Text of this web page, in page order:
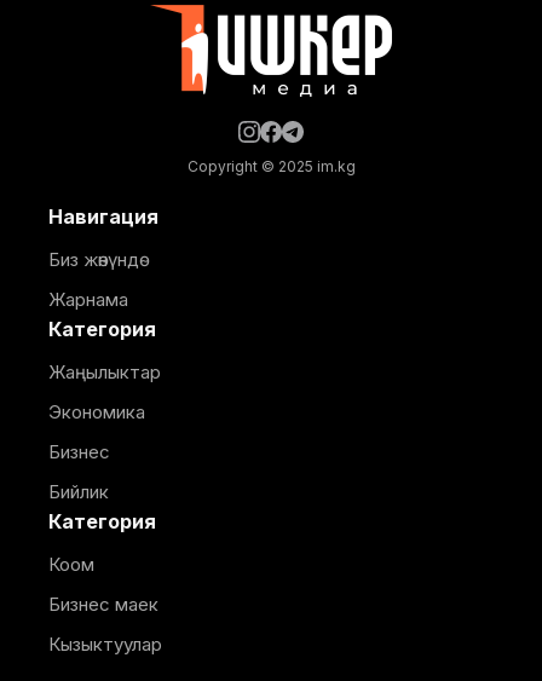
жүргүзүлгөн. Жер казууда
Copyright © 2025 im.kg
Навигация
Биз жөнүндө
Жарнама
Категория
Жаңылыктар
Экономика
Бизнес
Бийлик
Категория
Коом
Бизнес маек
Кызыктуулар